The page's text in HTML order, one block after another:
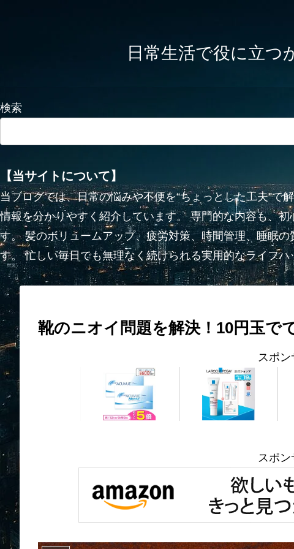
日常生活で役に立つ
検索
【当サイトについて】
当ブログでは、日常の悩みや不便を“ちょっとした工夫”
情報を分かりやすく紹介しています。 専門的な内容も、
す。 髪のボリュームアップ、疲労対策、時間管理、睡眠
す。 忙しい毎日でも無理なく続けられる実用的なライフ
靴のニオイ問題を解決！10円玉で
スポ
スポ